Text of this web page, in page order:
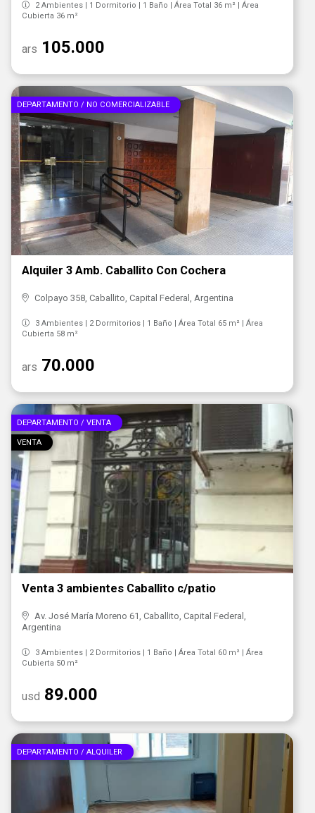
2 Ambientes | 1 Dormitorio | 1 Baño | Área Total 36 m² | Área
Cubierta 36 m²
ars 105.000
DEPARTAMENTO / NO COMERCIALIZABLE
Alquiler 3 Amb. Caballito Con Cochera
Colpayo 358, Caballito, Capital Federal, Argentina
3 Ambientes | 2 Dormitorios | 1 Baño | Área Total 65 m² | Área
Cubierta 58 m²
ars 70.000
DEPARTAMENTO / VENTA
VENTA
Venta 3 ambientes Caballito c/patio
Av. José María Moreno 61, Caballito, Capital Federal,
Argentina
3 Ambientes | 2 Dormitorios | 1 Baño | Área Total 60 m² | Área
Cubierta 50 m²
usd 89.000
DEPARTAMENTO / ALQUILER